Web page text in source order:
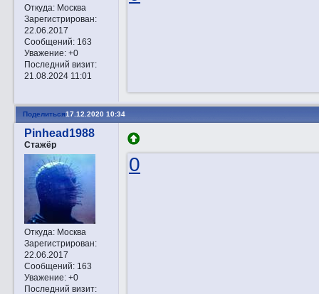
Откуда:Москва
Зарегистрирован:
22.06.2017
Сообщений:163
Уважение: +0
Последний визит:
21.08.2024 11:01
Поделиться17.12.2020 10:34
Pinhead1988
Стажёр
Откуда:Москва
Зарегистрирован:
22.06.2017
Сообщений:163
Уважение: +0
Последний визит:
0